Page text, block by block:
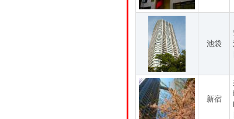
池袋
新宿